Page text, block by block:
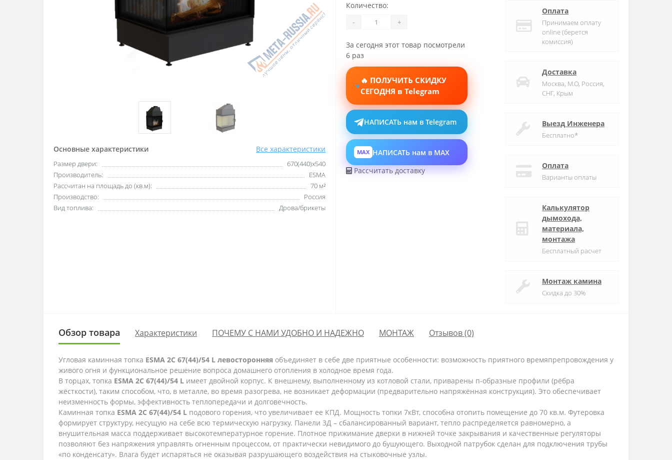
Основные характеристики Все характеристики
Размер двери:
670(440)х540
Производитель:
ESMA
Рассчитан на площадь до (кв.м):
70 м²
Производство:
Россия
Вид топлива:
Дрова/брикеты
Количество:
- +
За сегодня этот товар посмотрели
6 раз
🔥 ПОЛУЧИТЬ СКИДКУ
СЕГОДНЯ в Telegram
НАПИСАТЬ нам в Telegram
MAX НАПИСАТЬ нам в MAX
Рассчитать доставку
Оплата
Принимаем оплату
online (берется
комиссия)
Доставка
Москва, М.О, Россия,
СНГ, Крым
Выезд Инженера
Бесплатно*
Оплата
Варианты оплаты
Калькулятор
дымохода,
материала,
монтажа
Бесплатный расчет
Монтаж камина
Скидка до 30%
Обзор товара Характеристики ПОЧЕМУ С НАМИ УДОБНО И НАДЕЖНО МОНТАЖ Отзывов (0)
Угловая каминная топка ESMA 2С 67(44)/54 L левосторонняя объединяет в себе две приятные особенности: возможность приятного времяпрепровождения у
живого огня и функциональное решение вопроса домашнего отопления в холодное время года.
В торцах, топка ESMA 2С 67(44)/54 L имеет двойной корпус. К внешнему, выполненному из котловой стали, приварены п-образные профили (рёбра
жёсткости), таким способом, что, в металле, во время разогрева, не возникает деформации (предварительно напряжённая конструкция). Это обеспечивает
неизменность формы, эффективность теплопередачи и долговечность.
Каминная топка ESMA 2С 67(44)/54 L подового горения, что увеличивает ее КПД. Мощность топки 7кВт, способна отопить помещение до 70 кв.м. Футеровка
формирует структуру, несущую на себе всю термическую нагрузку. Панели 3Д – сбалансированный вариант, тепло распределяется равномерно, а
внушительная масса поддерживает высокотемпературное горение. Плотное прижимание дверки в нижней точке закрывания и качественные регуляторы
позволяют без напряжения управлять огненным процессом, от практически невидимого до бушующего. Выходной патрубок сделан для подключения трубы
«по конденсату». Влага будет испаряться не оказывая разрушающего воздействия на стыковочные узлы.